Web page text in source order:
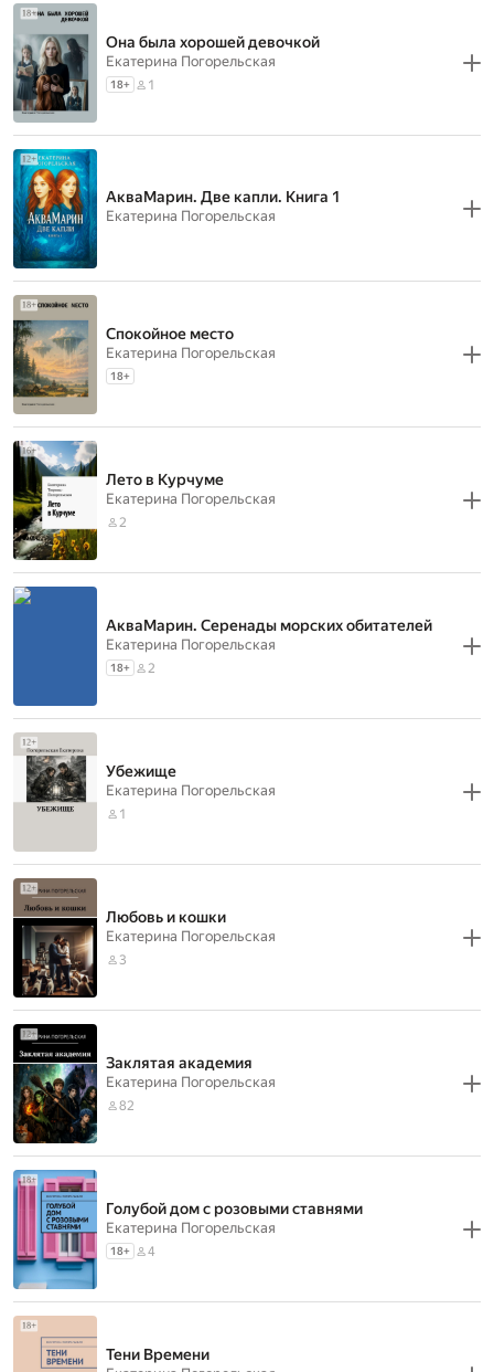
Она была хорошей девочкой
Екатерина Погорельская
18+ 1
АкваМарин. Две капли. Книга 1
Екатерина Погорельская
Спокойное место
Екатерина Погорельская
18+
Лето в Курчуме
Екатерина Погорельская
2
АкваМарин. Серенады морских обитателей
Екатерина Погорельская
18+ 2
Убежище
Екатерина Погорельская
1
Любовь и кошки
Екатерина Погорельская
3
Заклятая академия
Екатерина Погорельская
82
Голубой дом с розовыми ставнями
Екатерина Погорельская
18+ 4
Тени Времени